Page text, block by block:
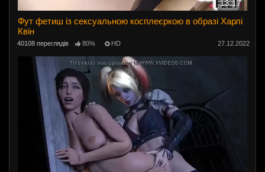
13:17
Фут фетиш із сексуальною косплеєркою в образі Харлі
Квін
40108 переглядів 80% HD 27.12.2022